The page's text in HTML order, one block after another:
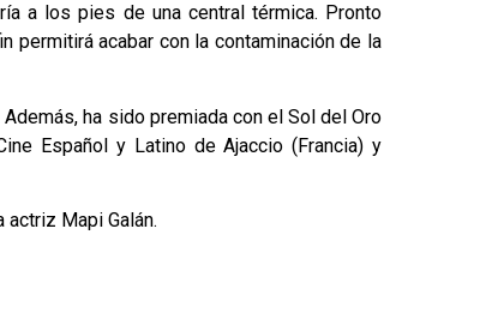
a los pies de una central térmica. Pronto
permitirá acabar con la contaminación de la
ha sido premiada con el Sol del Oro
Español y Latino de Ajaccio (Francia) y
Mapi Galán.